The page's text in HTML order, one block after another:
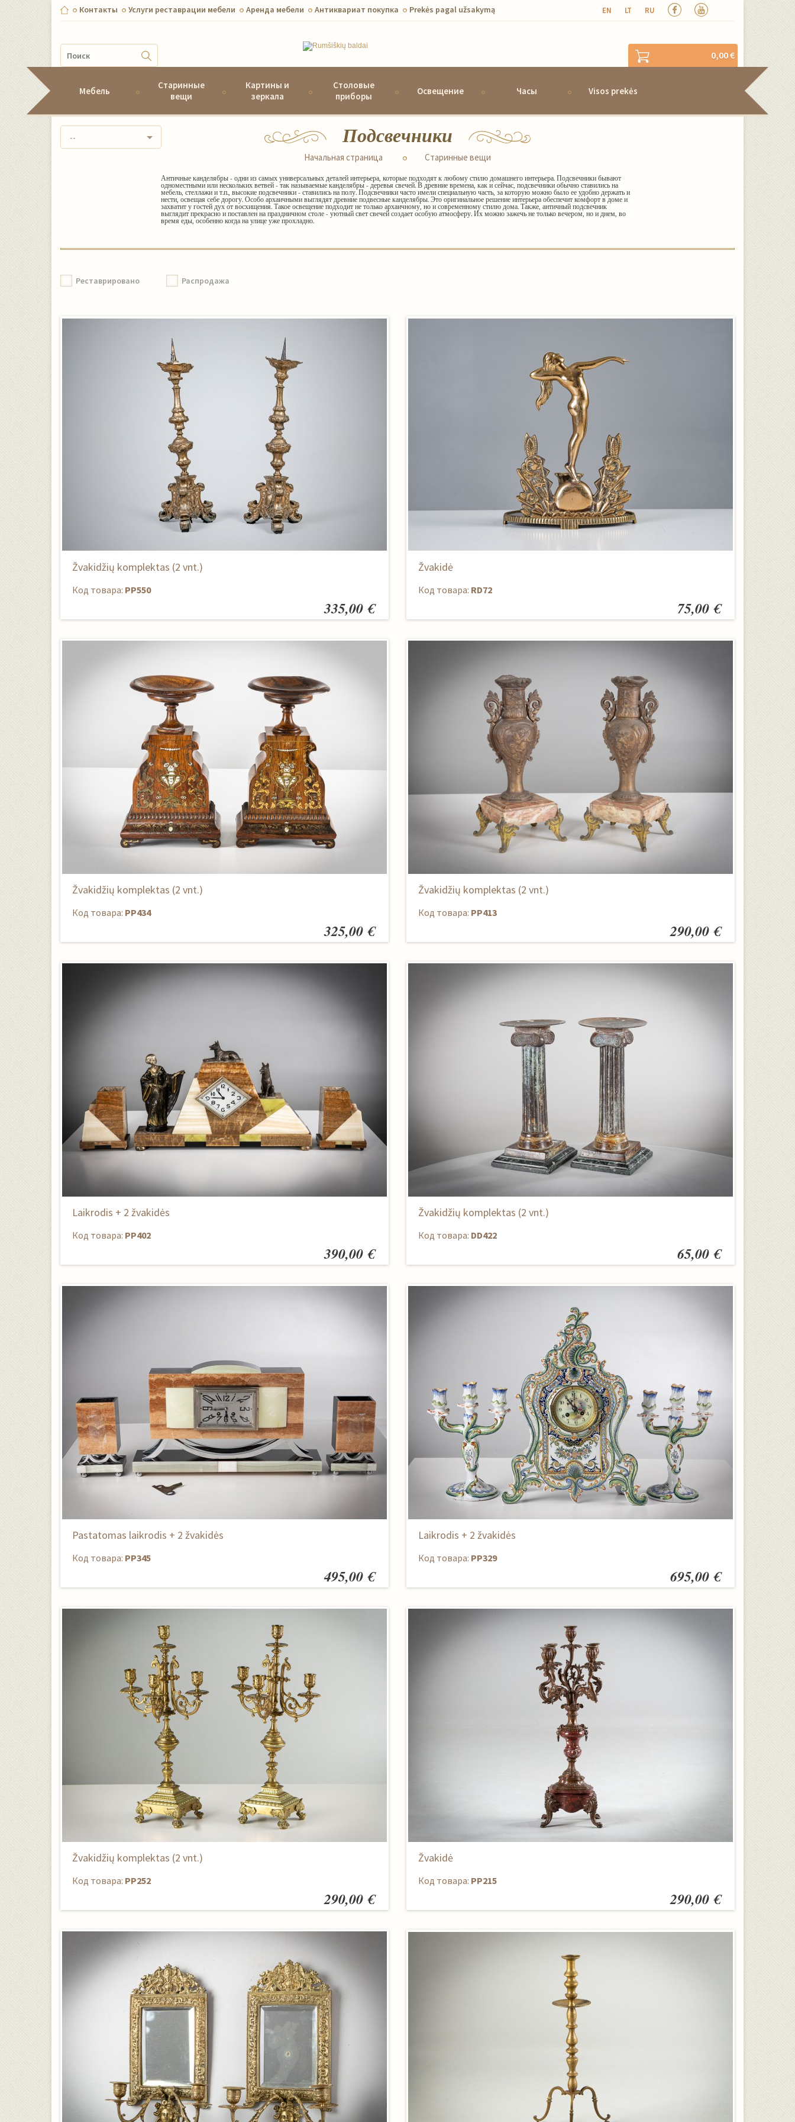
Контакты Услуги реставрации мебели Aренда мебели Антиквариат покупка Prekės pagal užsakymą EN LT RU
0,00 €
Мебель
Старинные
вещи
Картины и
зеркала
Столовые
приборы
Освещение Часы Visos prekės
-- Подсвечники
Начальная страница Старинные вещи
Античные канделябры - одни из самых универсальных деталей интерьера, которые подходят к любому стилю домашнего интерьера. Подсвечники бывают
одноместными или нескольких ветвей - так называемые канделябры - деревья свечей. В древние времена, как и сейчас, подсвечники обычно ставились на
мебель, стеллажи и т.п., высокие подсвечники - ставились на полу. Подсвечники часто имели специальную часть, за которую можно было ее удобно держать и
нести, освещая себе дорогу. Особо архаичными выглядят древние подвесные канделябры. Это оригинальное решение интерьера обеспечит комфорт в доме и
захватит у гостей дух от восхищения. Такое освещение подходит не только архаичному, но и современному стилю дома. Также, античный подсвечник
выглядит прекрасно и поставлен на праздничном столе - уютный свет свечей создает особую атмосферу. Их можно зажечь не только вечером, но и днем, во
время еды, особенно когда на улице уже прохладно.
Реставрировано Распродажа
Žvakidžių komplektas (2 vnt.)
Код товара: PP550
335,00 €
Žvakidė
Код товара: RD72
75,00 €
Žvakidžių komplektas (2 vnt.)
Код товара: PP434
325,00 €
Žvakidžių komplektas (2 vnt.)
Код товара: PP413
290,00 €
Laikrodis + 2 žvakidės
Код товара: PP402
390,00 €
Žvakidžių komplektas (2 vnt.)
Код товара: DD422
65,00 €
Pastatomas laikrodis + 2 žvakidės
Код товара: PP345
495,00 €
Laikrodis + 2 žvakidės
Код товара: PP329
695,00 €
Žvakidžių komplektas (2 vnt.)
Код товара: PP252
290,00 €
Žvakidė
Код товара: PP215
290,00 €